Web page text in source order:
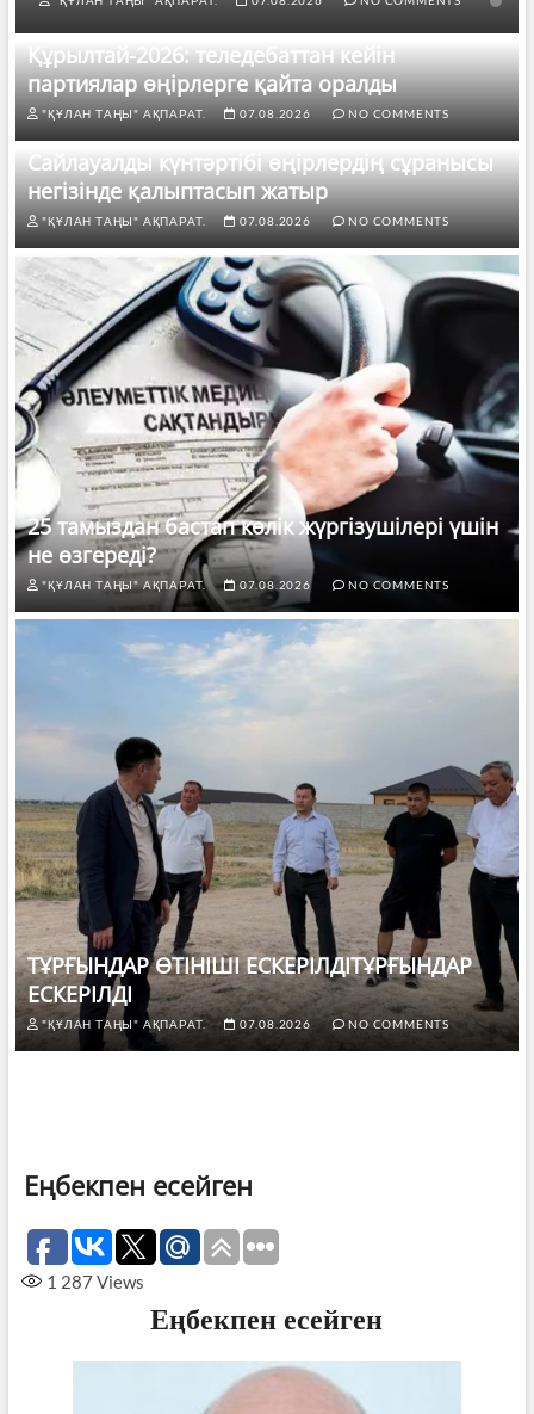
Құрылтай-2026: теледебаттан кейін
партиялар өңірлерге қайта оралды
"ҚҰЛАН ТАҢЫ" АҚПАРАТ. 07.08.2026 NO COMMENTS
Сайлауалды күнтәртібі өңірлердің сұранысы
негізінде қалыптасып жатыр
"ҚҰЛАН ТАҢЫ" АҚПАРАТ. 07.08.2026 NO COMMENTS
25 тамыздан бастап көлік жүргізушілері үшін
не өзгереді?
"ҚҰЛАН ТАҢЫ" АҚПАРАТ. 07.08.2026 NO COMMENTS
ТҰРҒЫНДАР ӨТІНІШІ ЕСКЕРІЛДІТҰРҒЫНДАР
ЕСКЕРІЛДІ
"ҚҰЛАН ТАҢЫ" АҚПАРАТ. 07.08.2026 NO COMMENTS
Еңбекпен есейген
1 287 Views
Еңбекпен есейген